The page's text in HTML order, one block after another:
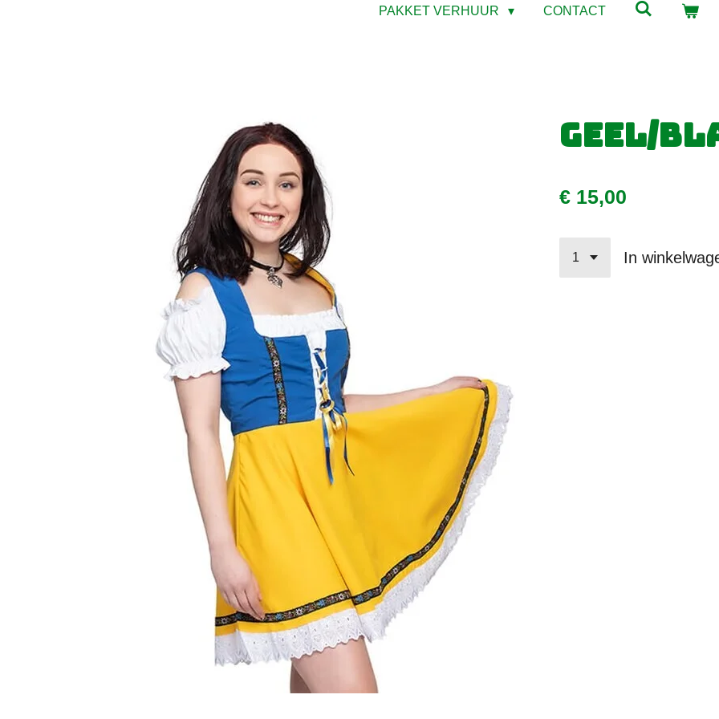
PAKKET VERHUUR CONTACT
Geel/
€ 15,00
In